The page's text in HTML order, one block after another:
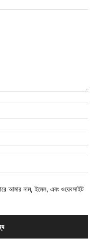
আমার নাম, ইমেল, এবং ওয়েবসাইট